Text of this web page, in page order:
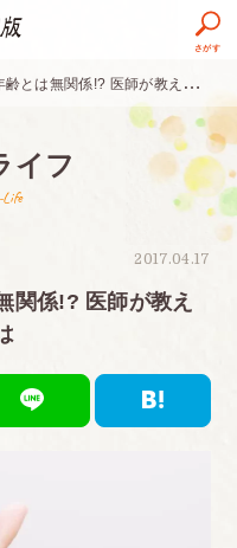
さがす
!? 医師が教える「五感トレーニング」とは
イフ
2017.04.17
関係!? 医師が教え